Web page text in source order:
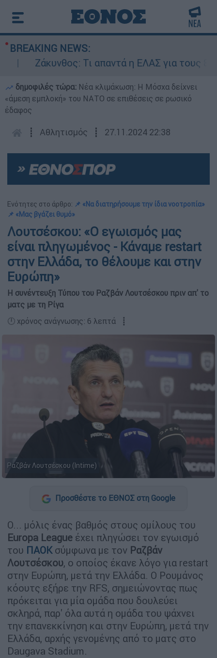
BREAKING NEWS:
Ζάκυνθος: Τι απαντά η ΕΛΑΣ για τους 8
δημοφιλές τώρα: Νέα κλιμάκωση: Η Μόσχα δείχνει
«άμεση εμπλοκή» του ΝΑΤΟ σε επιθέσεις σε ρωσικό
έδαφος
┋ Αθλητισμός ┋ 27.11.2024 22:38
Ενότητες στο άρθρο: 📌 «Να διατηρήσουμε την ίδια νοοτροπία»
📌 «Μας βγάζει θυμό»
Λουτσέσκου: «Ο εγωισμός μας
είναι πληγωμένος - Κάναμε restart
στην Ελλάδα, το θέλουμε και στην
Ευρώπη»
H συνέντευξη Τύπου του Ραζβάν Λουτσέσκου πριν απ' το
ματς με τη Ρίγα
🕛 χρόνος ανάγνωσης: 6 λεπτά ┋
Ραζβάν Λουτσέσκου (Intime)
Προσθέστε το ΕΘΝΟΣ στη Google
Ο... μόλις ένας βαθμός στους ομίλους του
Europa League έχει πληγώσει τον εγωισμό
του ΠΑΟΚσύμφωνα με τον Ραζβάν
Λουτσέσκου, ο οποίος έκανε λόγο για restart
στην Ευρώπη, μετά την Ελλάδα. Ο Ρουμάνος
κόουτς εξήρε την RFS, σημειώνοντας πως
πρόκειται για μία ομάδα που δουλεύει
σκληρά, παρ' όλα αυτά η ομάδα του ψάχνει
την επανεκκίνηση και στην Ευρώπη, μετά την
Ελλάδα, αρχής γενομένης από το ματς στο
Daugava Stadium.